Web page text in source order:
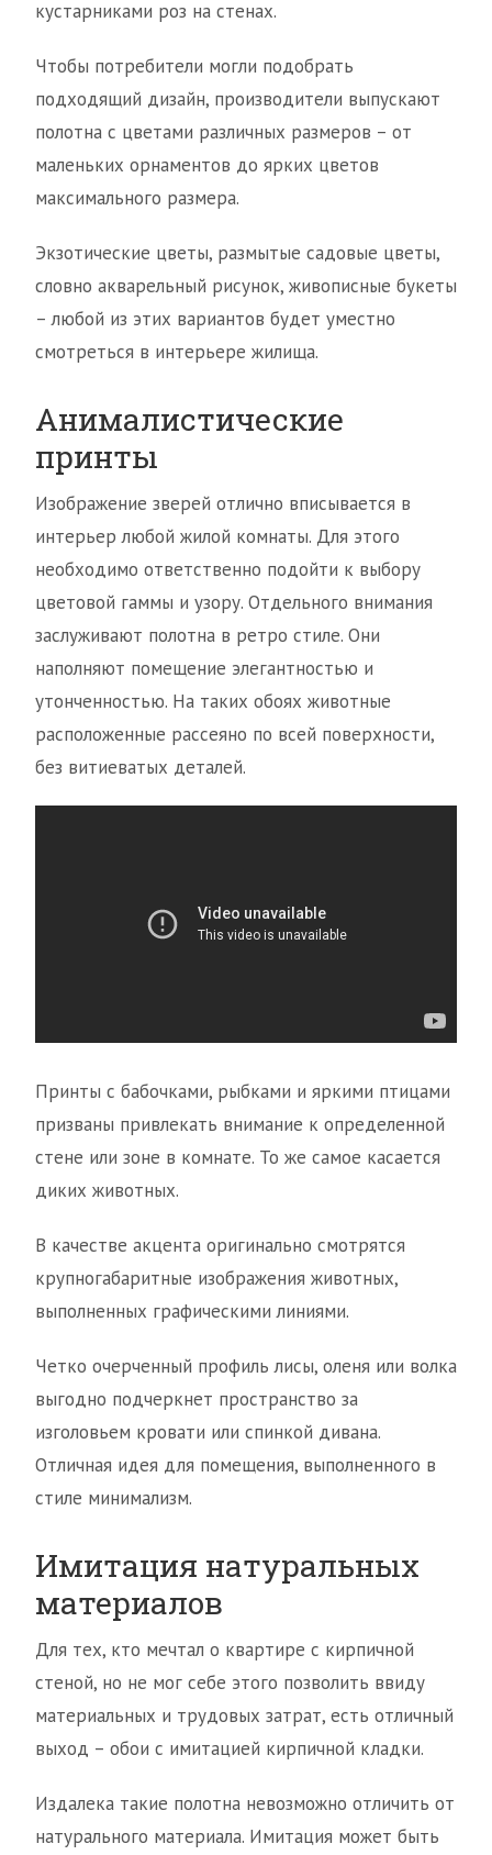
кустарниками роз на стенах.
Чтобы потребители могли подобрать
подходящий дизайн, производители выпускают
полотна с цветами различных размеров – от
маленьких орнаментов до ярких цветов
максимального размера.
Экзотические цветы, размытые садовые цветы,
словно акварельный рисунок, живописные букеты
– любой из этих вариантов будет уместно
смотреться в интерьере жилища.
Анималистические
принты
Изображение зверей отлично вписывается в
интерьер любой жилой комнаты. Для этого
необходимо ответственно подойти к выбору
цветовой гаммы и узору. Отдельного внимания
заслуживают полотна в ретро стиле. Они
наполняют помещение элегантностью и
утонченностью. На таких обоях животные
расположенные рассеяно по всей поверхности,
без витиеватых деталей.
Принты с бабочками, рыбками и яркими птицами
призваны привлекать внимание к определенной
стене или зоне в комнате. То же самое касается
диких животных.
В качестве акцента оригинально смотрятся
крупногабаритные изображения животных,
выполненных графическими линиями.
Четко очерченный профиль лисы, оленя или волка
выгодно подчеркнет пространство за
изголовьем кровати или спинкой дивана.
Отличная идея для помещения, выполненного в
стиле минимализм.
Имитация натуральных
материалов
Для тех, кто мечтал о квартире с кирпичной
стеной, но не мог себе этого позволить ввиду
материальных и трудовых затрат, есть отличный
выход – обои с имитацией кирпичной кладки.
Издалека такие полотна невозможно отличить от
натурального материала. Имитация может быть